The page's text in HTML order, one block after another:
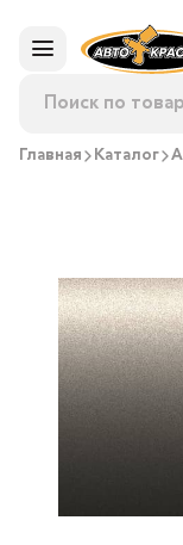
Главная Каталог